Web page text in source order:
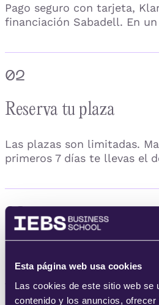
Esta página web usa cookies
Las cookies de este sitio web se
contenido y los anuncios, ofrecer
Pago seguro con tarjeta,
financiación Sabadell. En
02
Reserva tu plaza
Las plazas son limitadas.
primeros 7 días te llevas el
03
Empieza el 7 de enero
Accedes al campus el día
curso durante el mes, con